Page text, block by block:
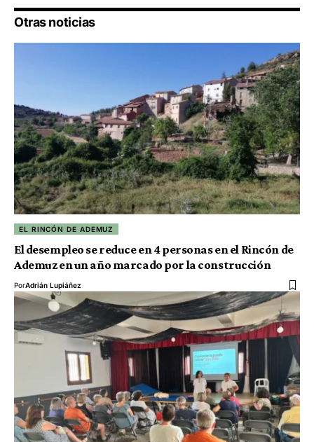
Otras noticias
EL RINCÓN DE ADEMUZ
El desempleo se reduce en 4 personas en el Rincón de
Ademuz en un año marcado por la construcción
PorAdrián Lupiáñez